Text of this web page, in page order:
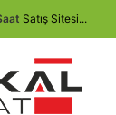
Satış Sitesi...